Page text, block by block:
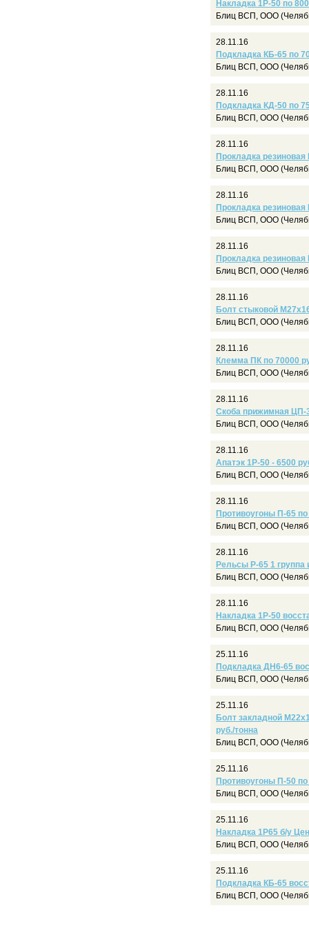
Накладка 1Р-50 по
Блиц ВСП, ООО
28.11.16
Подкладка КБ-65 по
Блиц ВСП, ООО
28.11.16
Подкладка КД-50 по
Блиц ВСП, ООО
28.11.16
Прокладка
Блиц ВСП, ООО
28.11.16
Прокладка
Блиц ВСП, ООО
28.11.16
Прокладка
Блиц ВСП, ООО
28.11.16
Болт стыковой
Блиц ВСП, ООО
28.11.16
Клемма ПК по 70000
Блиц ВСП, ООО
28.11.16
Скоба прижимная ЦП-
Блиц ВСП, ООО
28.11.16
Апатэк 1Р-50 - 6500
Блиц ВСП, ООО
28.11.16
Противоугоны П-65
Блиц ВСП, ООО
28.11.16
Рельсы Р-65 1 группа
Блиц ВСП, ООО
28.11.16
Накладка 1Р-50
Блиц ВСП, ООО
25.11.16
Подкладка ДН6-65
Блиц ВСП, ООО
25.11.16
Болт закладной
руб./тонна
Блиц ВСП, ООО
25.11.16
Противоугоны П-50
Блиц ВСП, ООО
25.11.16
Накладка 1Р65 б/у
Блиц ВСП, ООО
25.11.16
Подкладка КБ-65
Блиц ВСП, ООО